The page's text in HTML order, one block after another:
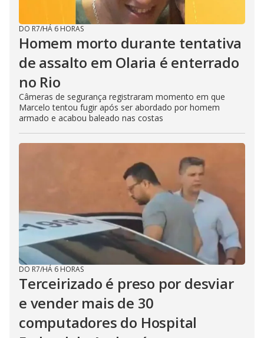
DO R7/HÁ 6 HORAS
Homem morto durante tentativa
de assalto em Olaria é enterrado
no Rio
Câmeras de segurança registraram momento em que
Marcelo tentou fugir após ser abordado por homem
armado e acabou baleado nas costas
DO R7/HÁ 6 HORAS
Terceirizado é preso por desviar
e vender mais de 30
computadores do Hospital